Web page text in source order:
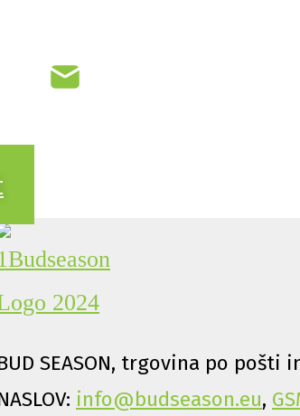
SEASON, trgovina po pošti
info@budseason.eu,